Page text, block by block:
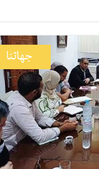
جهاتنا